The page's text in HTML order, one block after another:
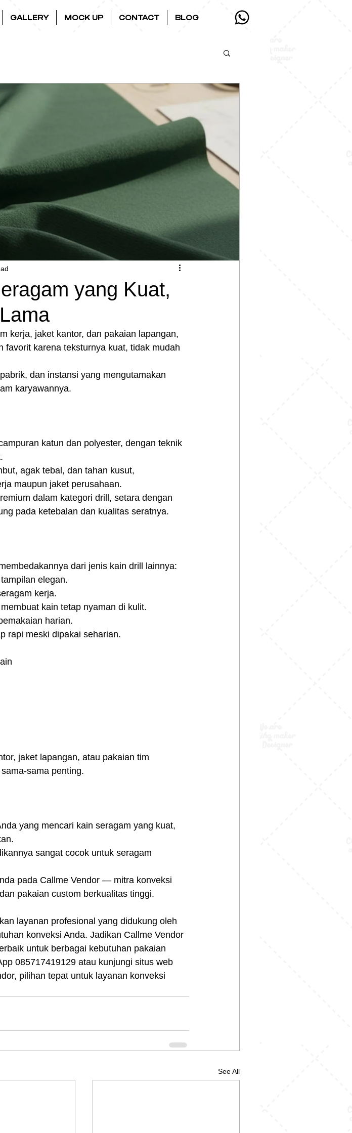
GALLERY MOCK UP CONTACT BLOG
yang Kuat,
kerja, jaket kantor, dan pakaian lapangan,
favorit karena teksturnya kuat, tidak mudah
dan instansi yang mengutamakan
karyawannya.
katun dan polyester, dengan teknik
agak tebal, dan tahan kusut,
maupun jaket perusahaan.
dalam kategori drill, setara dengan
pada ketebalan dan kualitas seratnya.
dari jenis kain drill lainnya:
elegan.
kerja.
kain tetap nyaman di kulit.
harian.
rapi meski dipakai seharian.
jaket lapangan, atau pakaian tim
sama penting.
yang mencari kain seragam yang kuat,
sangat cocok untuk seragam
pada Callme Vendor — mitra konveksi
pakaian custom berkualitas tinggi.
layanan profesional yang didukung oleh
konveksi Anda. Jadikan Callme Vendor
untuk berbagai kebutuhan pakaian
085717419129 atau kunjungi situs web
pilihan tepat untuk layanan konveksi
See All